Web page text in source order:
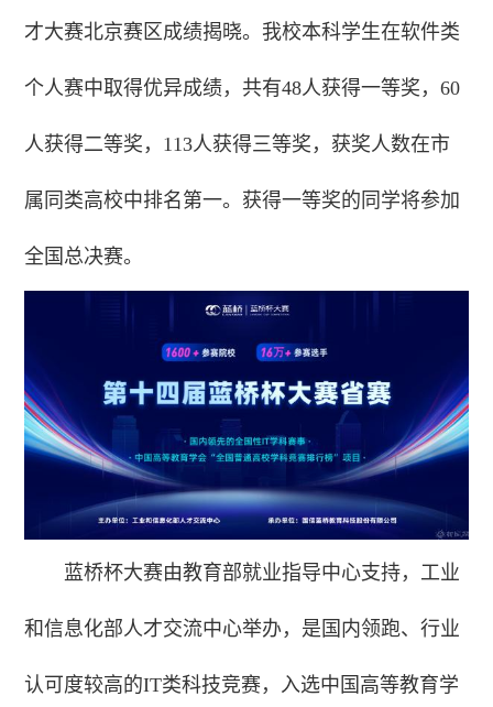
才大赛北京赛区成绩揭晓。我校本科学生在软件类
个人赛中取得优异成绩，共有48人获得一等奖，60
人获得二等奖，113人获得三等奖，获奖人数在市
属同类高校中排名第一。获得一等奖的同学将参加
全国总决赛。
蓝桥杯大赛由教育部就业指导中心支持，工业
和信息化部人才交流中心举办，是国内领跑、行业
认可度较高的IT类科技竞赛，入选中国高等教育学